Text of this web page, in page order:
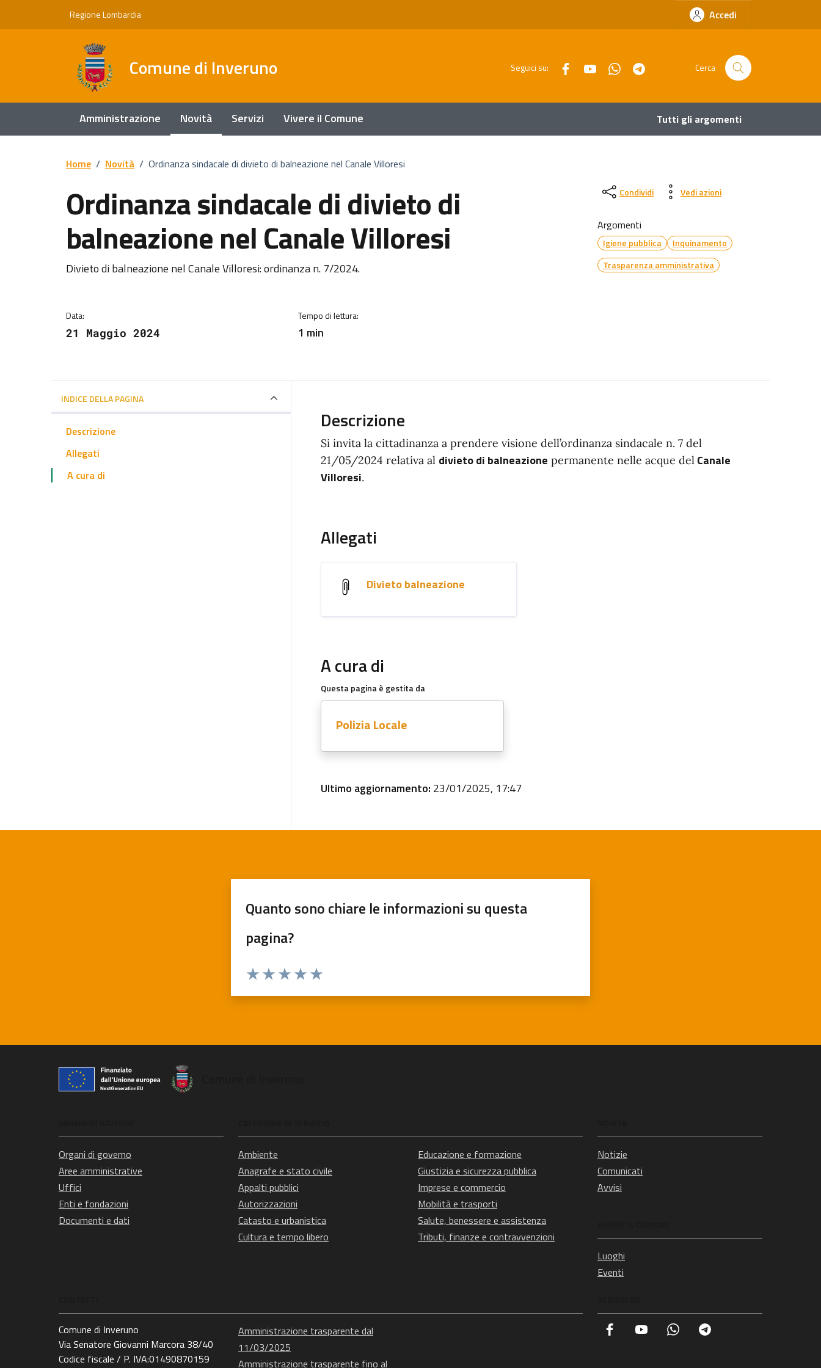
Vai ai contenutiRegione Lombardia Accedi
Comune di Inveruno Seguici su: FacebookYouTubeWhatsapp Cerca
Amministrazione Novità Servizi Vivere il Comune Tutti gli argomenti
Home / Novità / Ordinanza sindacale di divieto di balneazione nel Canale Villoresi
Ordinanza sindacale di divieto di
balneazione nel Canale Villoresi
Dettagli della notizia
Divieto di balneazione nel Canale Villoresi: ordinanza n. 7/2024.
Data:
21 Maggio 2024
Tempo di lettura:
1 min
Condividi Vedi azioni
Argomenti
Igiene pubblica
Inquinamento
Trasparenza amministrativa
INDICE DELLA PAGINA
Descrizione
Allegati
A cura di
Descrizione
Si invita la cittadinanza a prendere visione dell’ordinanza sindacale n. 7 del
21/05/2024 relativa al divieto di balneazione permanente nelle acque del Canale
Villoresi.
Allegati
Divieto balneazione
A cura di
Questa pagina è gestita da
Polizia Locale
Ultimo aggiornamento: 23/01/2025, 17:47
Quanto sono chiare le informazioni su questa
pagina?
Organi di governo
Aree amministrative
Uffici
Enti e fondazioni
Documenti e dati
Ambiente
Anagrafe e stato civile
Appalti pubblici
Autorizzazioni
Catasto e urbanistica
Cultura e tempo libero
Educazione e formazione
Giustizia e sicurezza pubblica
Imprese e commercio
Mobilità e trasporti
Salute, benessere e assistenza
Tributi, finanze e contravvenzioni
Notizie
Comunicati
Avvisi
Luoghi
Eventi
Comune di Inveruno
Via Senatore Giovanni Marcora 38/40
Codice fiscale / P. IVA:01490870159
Amministrazione trasparente dal
11/03/2025
Amministrazione trasparente fino al
Facebook YouTube Whatsapp